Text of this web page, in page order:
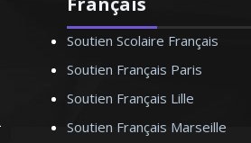
Soutien Scolaire Français
Soutien Français Paris
Soutien Français Lille
Soutien Français Marseille